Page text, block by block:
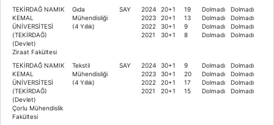
TEKİRDAĞ NAMIK
KEMAL
ÜNİVERSİTESİ
(TEKİRDAĞ)
(Devlet)
Ziraat Fakültesi
Gıda
Mühendisliği
(4 Yıllık)
SAY
2024
2023
2022
2021
20+1
20+1
30+1
30+1
19
13
9
8
Dolmadı
Dolmadı
Dolmadı
Dolmadı
Dolmadı
Dolmadı
Dolmadı
Dolmadı
TEKİRDAĞ NAMIK
KEMAL
ÜNİVERSİTESİ
(TEKİRDAĞ)
(Devlet)
Çorlu Mühendislik
Fakültesi
Tekstil
Mühendisliği
(4 Yıllık)
SAY
2024
2023
2022
2021
30+1
30+1
20+1
20+1
9
20
17
15
Dolmadı
Dolmadı
Dolmadı
Dolmadı
Dolmadı
Dolmadı
Dolmadı
Dolmadı